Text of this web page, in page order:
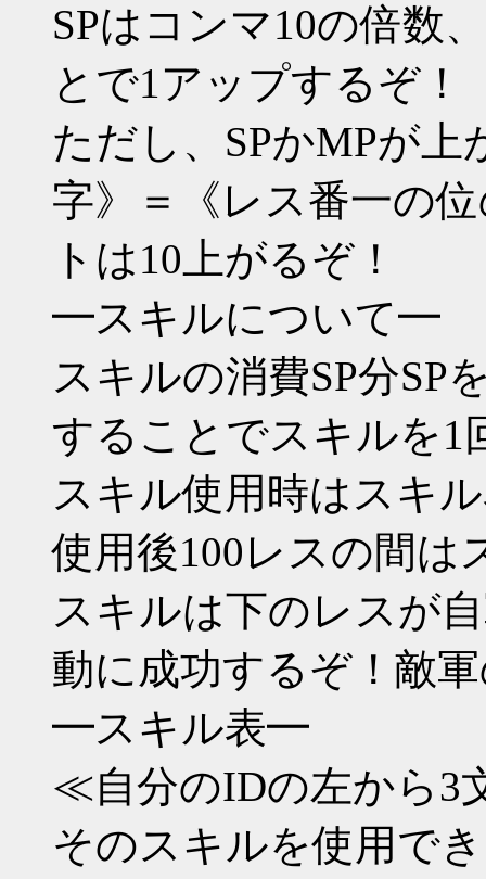
SPはコンマ10の倍数
とで1アップするぞ！
ただし、SPかMPが
字》＝《レス番一の
トは10上がるぞ！
━スキルについて━
スキルの消費SP分SP
することでスキルを1
スキル使用時はスキ
使用後100レスの間は
スキルは下のレスが
動に成功するぞ！敵
━スキル表━
≪自分のIDの左から3
そのスキルを使用で